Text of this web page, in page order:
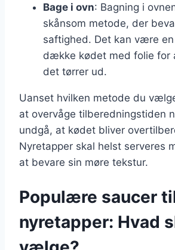
Bage i ovn: Bagning i
skånsom metode, der
saftighed. Det kan være
dække kødet med folie for
det tørrer ud.
Uanset hvilken metode du
at overvåge tilberedningstiden
undgå, at kødet bliver
Nyretapper skal helst serveres
at bevare sin møre tekstur.
Populære saucer
nyretapper: Hvad